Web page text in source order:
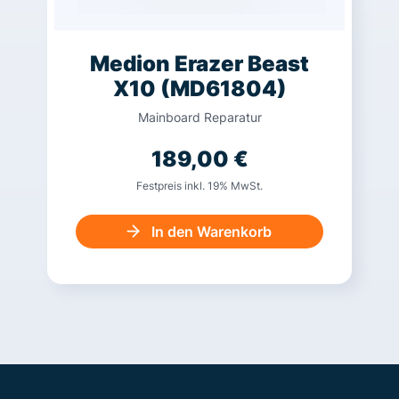
Medion Erazer Beast
X10 (MD61804)
Mainboard Reparatur
189,00 €
Festpreis inkl. 19% MwSt.
In den Warenkorb